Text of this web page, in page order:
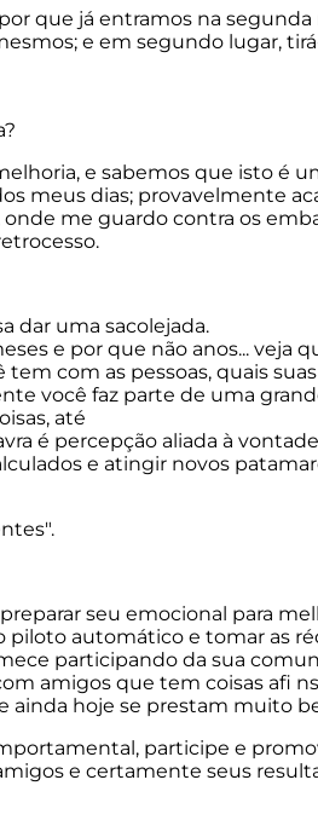
que já entramos na
e em segundo lugar,
e sabemos que isto é
meus dias; provavelmente
me guardo contra os
dar uma sacolejada.
e por que não anos... veja
com as pessoas, quais
você faz parte de uma
até
é percepção aliada à
e atingir novos
seu emocional para
automático e tomar as
participando da sua
amigos que tem coisas afi
ainda hoje se prestam muito
participe e
e certamente seus